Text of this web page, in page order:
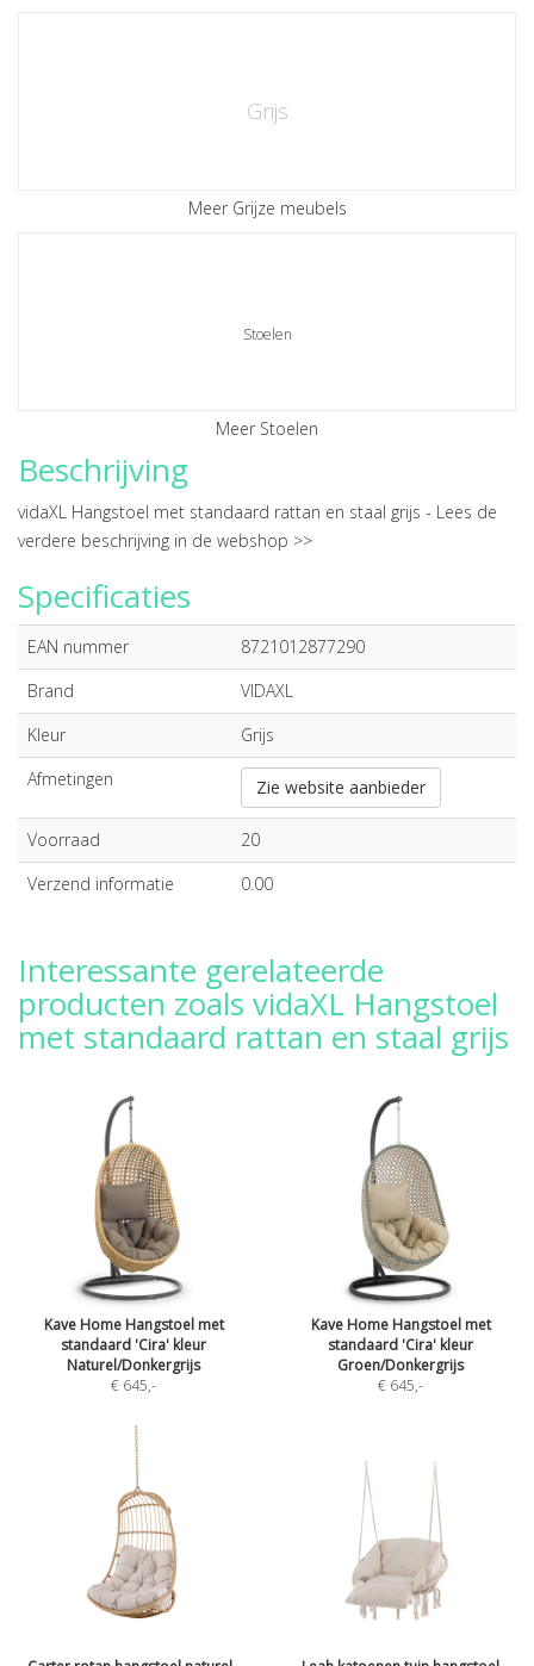
Grijs
Meer Grijze meubels
Stoelen
Meer Stoelen
Beschrijving
vidaXL Hangstoel met standaard rattan en staal grijs - Lees de
verdere beschrijving in de webshop >>
Specificaties
EAN nummer
8721012877290
Brand
VIDAXL
Kleur
Grijs
Afmetingen
Zie website aanbieder
Voorraad
20
Verzend informatie
0.00
Interessante gerelateerde
producten zoals vidaXL Hangstoel
met standaard rattan en staal grijs
Kave Home Hangstoel met
standaard 'Cira' kleur
Naturel/Donkergrijs
€ 645,-
Kave Home Hangstoel met
standaard 'Cira' kleur
Groen/Donkergrijs
€ 645,-